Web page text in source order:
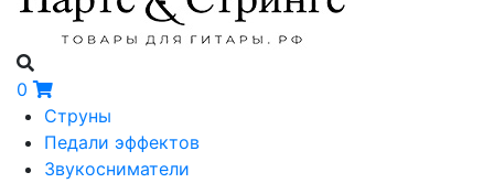
0
Струны
Педали эффектов
Звукосниматели